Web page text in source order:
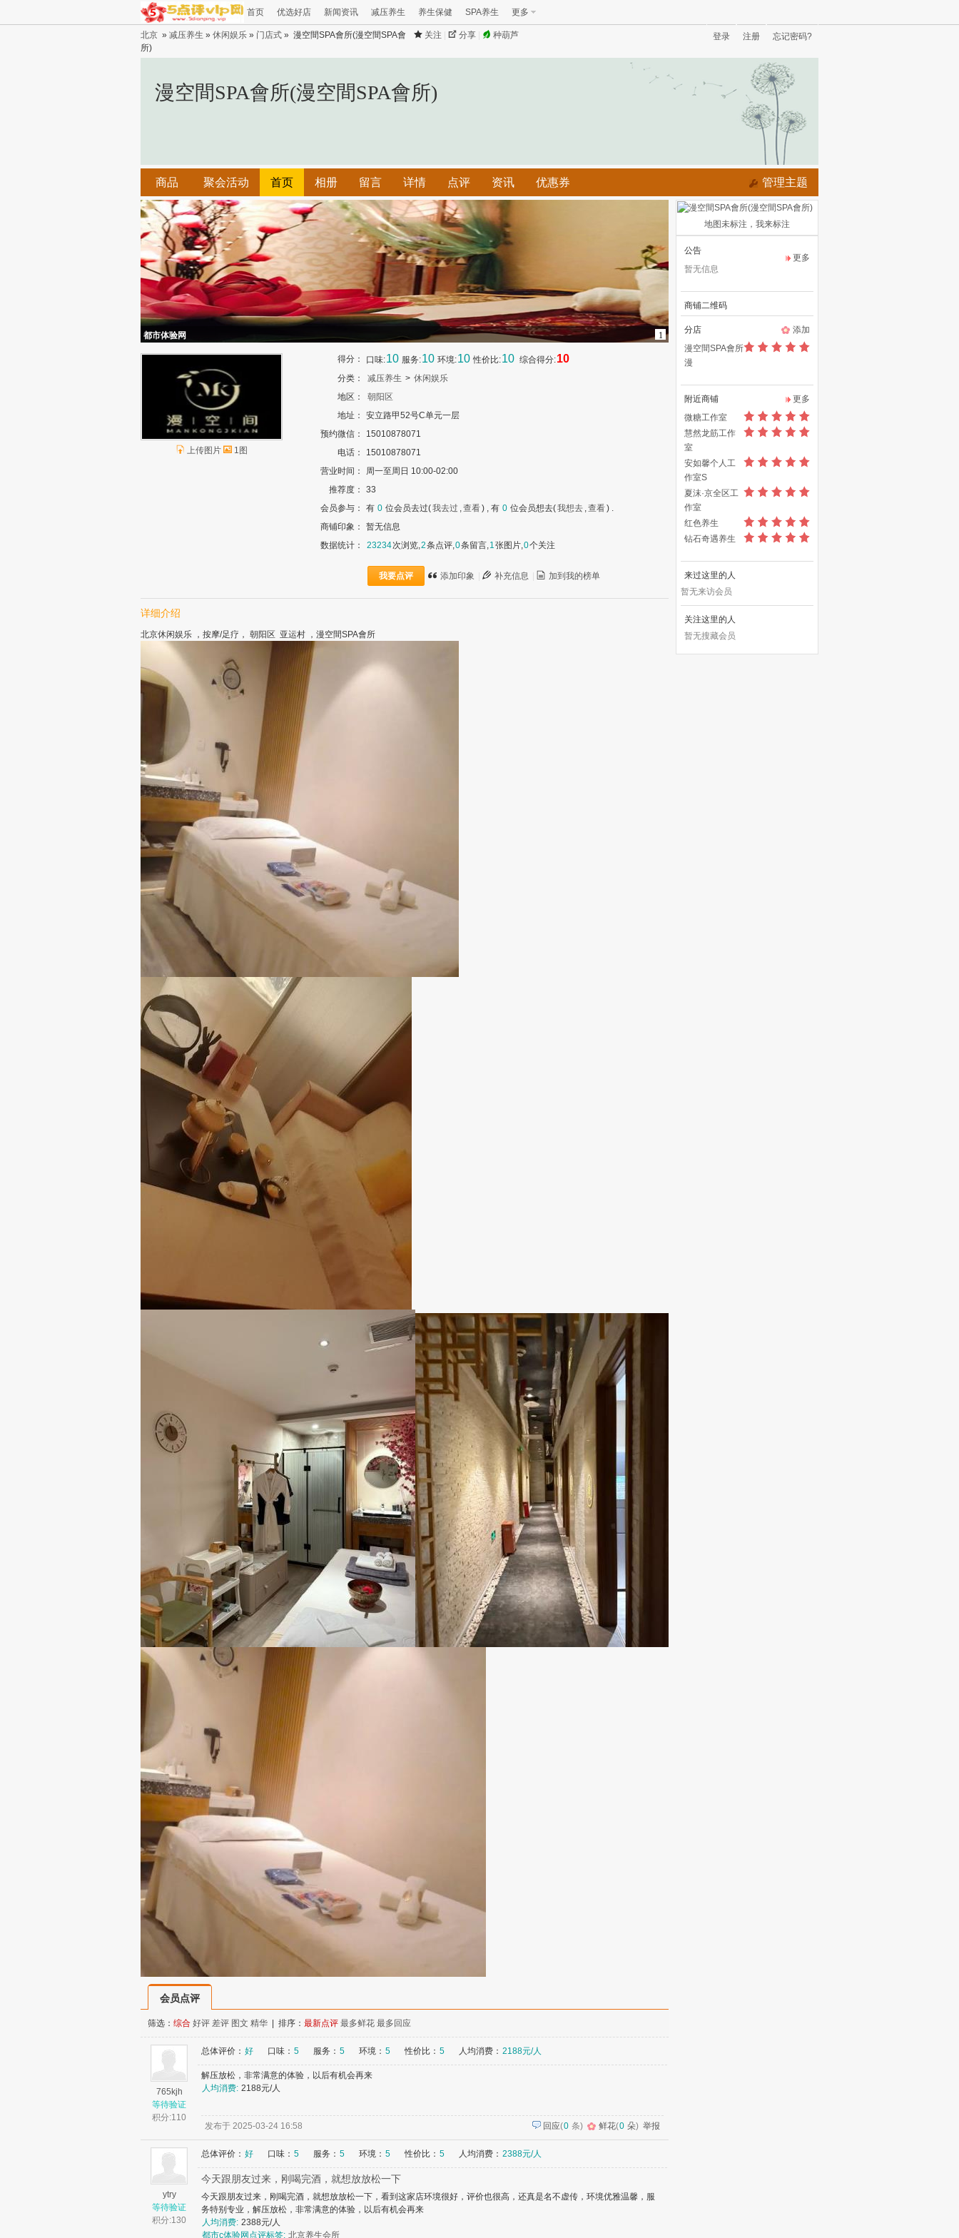
首页 优选好店 新闻资讯 减压养生 养生保健 SPA养生 更多
忘记密码?
注册
登录
关注 分享 种葫芦
北京 » 减压养生 » 休闲娱乐 » 门店式 » 漫空間SPA會所(漫空間SPA會
所)
漫空間SPA會所(漫空間SPA會所)
商品 聚会活动 首页 相册 留言 详情 点评 资讯 优惠券 管理主题
都市体验网 1
上传图片 1图
得分： 口味:10 服务:10 环境:10 性价比:10 综合得分:10
分类： 减压养生 > 休闲娱乐
地区：
朝阳区
地址：
安立路甲52号C单元一层
预约微信：
15010878071
电话：
15010878071
营业时间：
周一至周日 10:00-02:00
推荐度：
33
会员参与：
有 0 位会员去过(我去过 ,查看) , 有 0 位会员想去(我想去 ,查看) .
商铺印象：
暂无信息
数据统计：
23234次浏览,2条点评,0条留言,1张图片,0个关注
我要点评 添加印象 补充信息 加到我的榜单
详细介绍
北京休闲娱乐 ，按摩/足疗， 朝阳区 亚运村 ，漫空間SPA會所
会员点评
筛选： 综合 好评 差评 图文 精华 | 排序： 最新点评 最多鲜花 最多回应
765kjh
等待验证
积分:110
总体评价： 好 口味： 5 服务： 5 环境： 5 性价比： 5 人均消费： 2188元/人
解压放松，非常满意的体验，以后有机会再来
人均消费: 2188元/人
回应(0 条) 鲜花(0 朵) 举报
发布于 2025-03-24 16:58
ytry
等待验证
积分:130
总体评价： 好 口味： 5 服务： 5 环境： 5 性价比： 5 人均消费： 2388元/人
今天跟朋友过来，刚喝完酒，就想放放松一下
今天跟朋友过来，刚喝完酒，就想放放松一下，看到这家店环境很好，评价也很高，还真是名不虚传，环境优雅温馨，服
务特别专业，解压放松，非常满意的体验，以后有机会再来
人均消费: 2388元/人
都市c体验网点评标签: 北京养生会所
地图未标注，我来标注
更多
公告
暂无信息
商铺二维码
添加
分店
漫空間SPA會所
漫
更多
附近商铺
微糖工作室
慧然龙筋工作
室
安如馨个人工
作室S
夏沫·京全区工
作室
红色养生
钻石奇遇养生
来过这里的人
暂无来访会员
关注这里的人
暂无搜藏会员